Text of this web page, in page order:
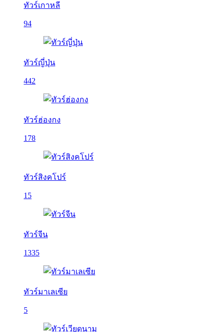
ทัวร์เกาหลี
94
ทัวร์ญี่ปุ่น
442
ทัวร์ฮ่องกง
178
ทัวร์สิงคโปร์
15
ทัวร์จีน
1335
ทัวร์มาเลเซีย
5